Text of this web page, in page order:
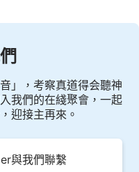
」，考察真道得会聽神
我們的在綫聚會，一起
迎接主再來。
與我們聯繫